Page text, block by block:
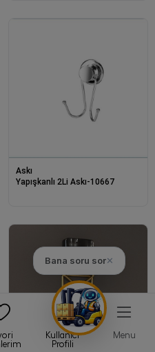
Bana soru sor✕
Kullanıcı
Profili
Menu
Askı
Yapışkanlı 2Li Askı-10667